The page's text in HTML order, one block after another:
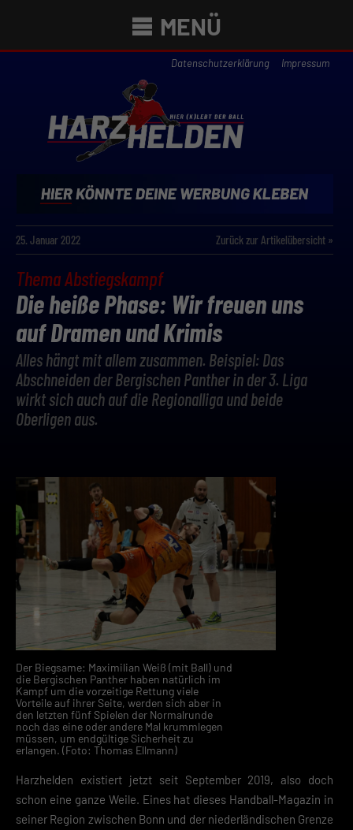
MENÜ
Datenschutzerklärung Impressum
25. Januar 2022 Zurück zur Artikelübersicht »
Thema Abstiegskampf
Die heiße Phase: Wir freuen uns
auf Dramen und Krimis
Alles hängt mit allem zusammen. Beispiel: Das
Abschneiden der Bergischen Panther in der 3. Liga
wirkt sich auch auf die Regionalliga und beide
Oberligen aus.
Der Biegsame: Maximilian Weiß (mit Ball) und
die Bergischen Panther haben natürlich im
Kampf um die vorzeitige Rettung viele
Vorteile auf ihrer Seite, werden sich aber in
den letzten fünf Spielen der Normalrunde
noch das eine oder andere Mal krummlegen
müssen, um endgültige Sicherheit zu
erlangen. (Foto: Thomas Ellmann)
Harzhelden existiert jetzt seit September 2019, also doch
schon eine ganze Weile. Eines hat dieses Handball-Magazin in
seiner Region zwischen Bonn und der niederländischen Grenze